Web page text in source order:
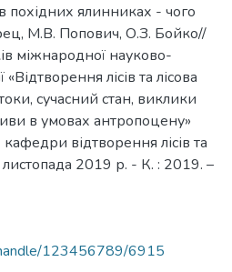
ялинниках - чого
М.В. Попович, О.З. Бойко//
міжнародної науково-
лісів та лісова
сучасний стан, виклики
в умовах антропоцену»
відтворення лісів та
2019 р. - К. : 2019. –
123456789/6915